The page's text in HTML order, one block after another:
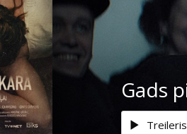
Gads
Treileris